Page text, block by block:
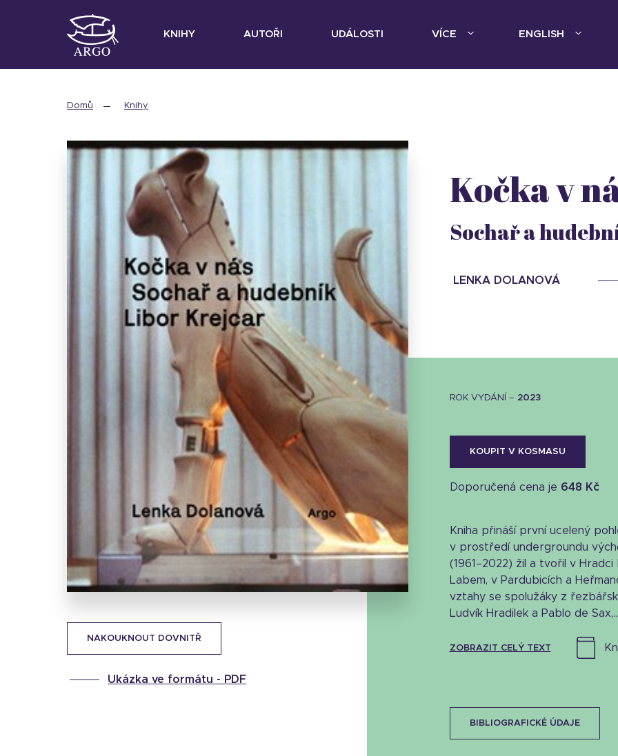
KNIHY AUTOŘI UDÁLOSTI VÍCE ENGLISH
Domů Knihy
Stáhnout obálku
21.88 KB
NAKOUKNOUT DOVNITŘ
Ukázka ve formátu - PDF
Kočka v
Sochař a
LENKA DOLANOVÁ
ROK VYDÁNÍ – 2023
KOUPIT V KOSMASU
Doporučená cena je 648 Kč
Kniha přináší první ucelený
v prostředí undergroundu
(1961–2022) žil a tvořil v
Labem, v Pardubicích a
vztahy se spolužáky z
Ludvík Hradilek a Pablo de
ZOBRAZIT CELÝ TEXT
BIBLIOGRAFICKÉ ÚDAJE